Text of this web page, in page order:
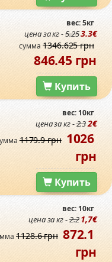
вес: 5кг
цена за кг -5.253.3€
сумма1346.625 грн
846.45 грн
Купить
вес: 10кг
цена за кг -2.32€
1179.9 грн 1026
грн
Купить
вес: 10кг
цена за кг -2.21,7€
1128.6 грн 872.1
грн